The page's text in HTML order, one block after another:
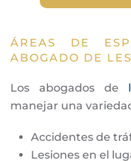
ÁREAS DE
ABOGADO DE
Los abogados de
manejar una
Accidentes de
Lesiones en el